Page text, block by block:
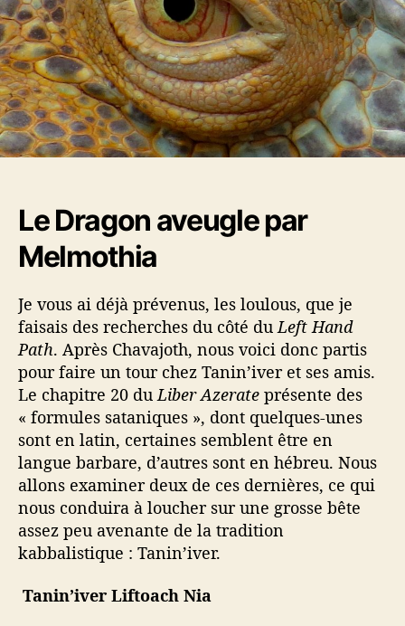
a
r
t
i
c
l
e
t
i
c
l
e
Le Dragon aveugle par
Melmothia
Je vous ai déjà prévenus, les loulous, que je
faisais des recherches du côté du Left Hand
Path. Après Chavajoth, nous voici donc partis
pour faire un tour chez Tanin’iver et ses amis.
Le chapitre 20 du Liber Azerate présente des
« formules sataniques », dont quelques-unes
sont en latin, certaines semblent être en
langue barbare, d’autres sont en hébreu. Nous
allons examiner deux de ces dernières, ce qui
nous conduira à loucher sur une grosse bête
assez peu avenante de la tradition
kabbalistique : Tanin’iver.
Tanin’iver Liftoach Nia